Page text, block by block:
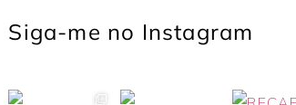
Siga-me no Instagram